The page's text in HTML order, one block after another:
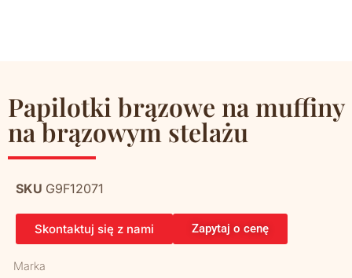
Papilotki brązowe na muffiny
na brązowym stelażu
SKU G9F12071
Skontaktuj się z nami Zapytaj o cenę
Marka